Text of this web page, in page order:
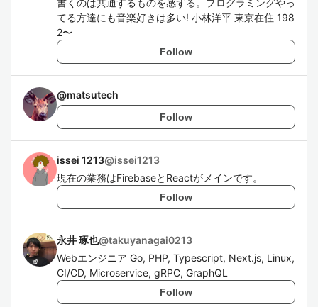
書くのは共通するものを感ずる。プログラミングやっ
てる方達にも音楽好きは多い! 小林洋平 東京在住 198
2〜
Follow
@matsutech
Follow
issei 1213@issei1213
現在の業務はFirebaseとReactがメインです。
Follow
永井 琢也@takuyanagai0213
Webエンジニア Go, PHP, Typescript, Next.js, Linux,
CI/CD, Microservice, gRPC, GraphQL
Follow